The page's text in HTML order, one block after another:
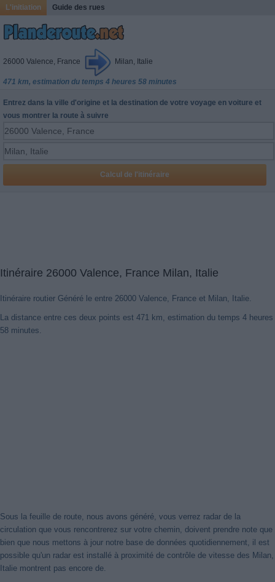
L'initiation Guide des rues
26000 Valence, France Milan, Italie
471 km, estimation du temps 4 heures 58 minutes
Entrez dans la ville d'origine et la destination de votre voyage en voiture et
vous montrer la route à suivre
Itinéraire 26000 Valence, France Milan, Italie
Itinéraire routier Généré le entre 26000 Valence, France et Milan, Italie.
La distance entre ces deux points est 471 km, estimation du temps 4 heures
58 minutes.
Sous la feuille de route, nous avons généré, vous verrez radar de la
circulation que vous rencontrerez sur votre chemin, doivent prendre note que
bien que nous mettons à jour notre base de données quotidiennement, il est
possible qu'un radar est installé à proximité de contrôle de vitesse des Milan,
Italie montrent pas encore de.
Fermer cet avis